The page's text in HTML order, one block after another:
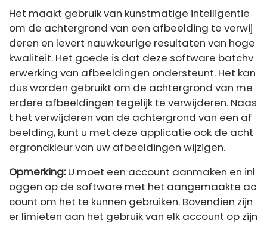
Het maakt gebruik van kunstmatige intelligentie
om de achtergrond van een afbeelding te verwij
deren en levert nauwkeurige resultaten van hoge
kwaliteit. Het goede is dat deze software batchv
erwerking van afbeeldingen ondersteunt. Het kan
dus worden gebruikt om de achtergrond van me
erdere afbeeldingen tegelijk te verwijderen. Naas
t het verwijderen van de achtergrond van een af
beelding, kunt u met deze applicatie ook de acht
ergrondkleur van uw afbeeldingen wijzigen.
Opmerking:U moet een account aanmaken en inl
oggen op de software met het aangemaakte ac
count om het te kunnen gebruiken. Bovendien zijn
er limieten aan het gebruik van elk account op zijn